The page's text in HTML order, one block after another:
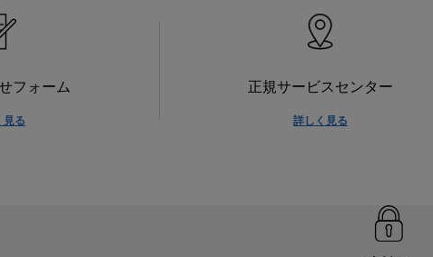
フォーム
見る
正規サービスセンター
詳しく見る